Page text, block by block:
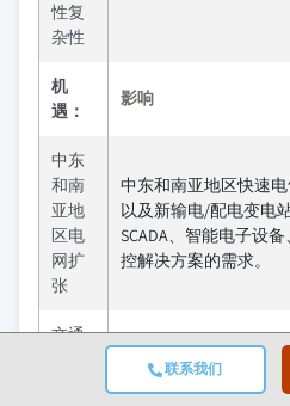
联系我们
性复
杂性
机
遇：
影响
中东
和南
亚地
区电
网扩
张
中东和南亚地区快速
以及新输电/配电变电
SCADA、智能电子设
控解决方案的需求。
交通